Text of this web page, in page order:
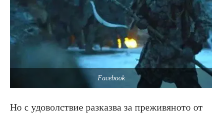
Facebook
Но с удоволствие разказва за преживяното от